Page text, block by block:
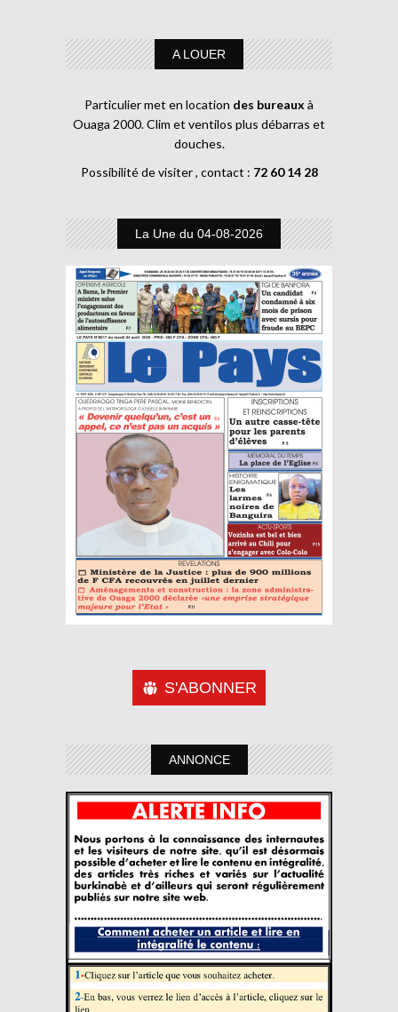
A LOUER
Particulier met en location des bureaux à
Ouaga 2000. Clim et ventilos plus débarras et
douches.
Possibilité de visiter , contact : 72 60 14 28
La Une du 04-08-2026
S'ABONNER
ANNONCE